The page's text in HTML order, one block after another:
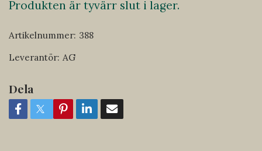
Produkten är tyvärr slut i lager.
Artikelnummer: 388
Leverantör: AG
Dela